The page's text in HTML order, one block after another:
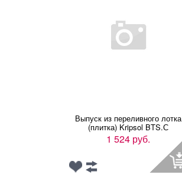
Выпуск из переливного лотка
(плитка) Kripsol BTS.С
1 524 руб.